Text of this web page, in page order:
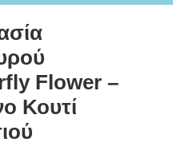
Flower –
Κουτί